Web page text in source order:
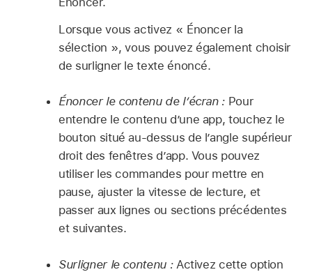
Lorsque vous activez « Énoncer la
sélection », vous pouvez également choisir
de surligner le texte énoncé.
Énoncer le contenu de l’écran : Pour
entendre le contenu d’une app, touchez le
bouton situé au-dessus de l’angle supérieur
droit des fenêtres d’app. Vous pouvez
utiliser les commandes pour mettre en
pause, ajuster la vitesse de lecture, et
passer aux lignes ou sections précédentes
et suivantes.
Surligner le contenu : Activez cette option